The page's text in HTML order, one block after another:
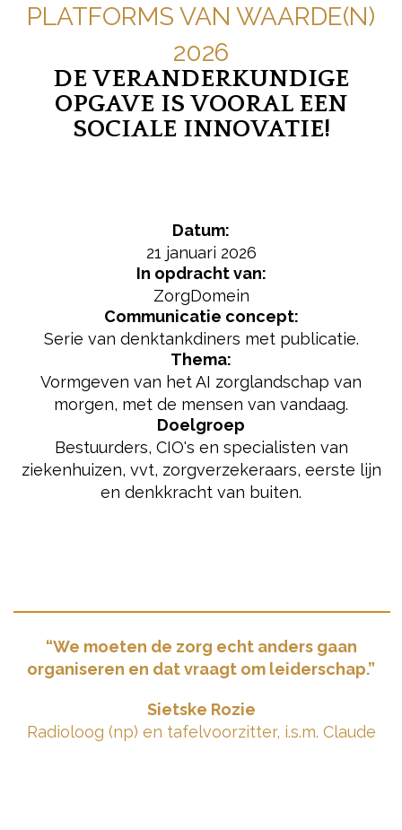
PLATFORMS VAN WAARDE(N)
2026
DE VERANDERKUNDIGE
OPGAVE IS VOORAL EEN
SOCIALE INNOVATIE!
Datum:
21 januari 2026
In opdracht van:
ZorgDomein
Communicatie concept:
Serie van denktankdiners met publicatie.
Thema:
Vormgeven van het AI zorglandschap van
morgen, met de mensen van vandaag.
Doelgroep
Bestuurders, CIO's en specialisten van
ziekenhuizen, vvt, zorgverzekeraars, eerste lijn
en denkkracht van buiten.
“We moeten de zorg echt anders gaan
organiseren en dat vraagt om leiderschap.”
Sietske Rozie
Radioloog (np) en tafelvoorzitter, i.s.m. Claude